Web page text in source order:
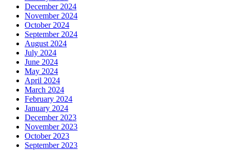
December 2024
November 2024
October 2024
September 2024
August 2024
July 2024
June 2024
May 2024
April 2024
March 2024
February 2024
January 2024
December 2023
November 2023
October 2023
September 2023